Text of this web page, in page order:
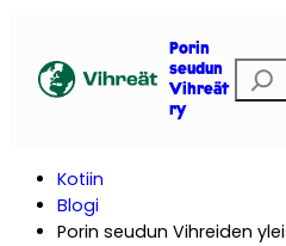
Porin
seudun
Vihreät
ry
t
Kotiin
Blogi
Porin seudun Vihreiden